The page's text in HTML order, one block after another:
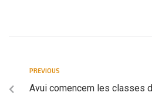
PREVIOUS
Avui comencem les classes